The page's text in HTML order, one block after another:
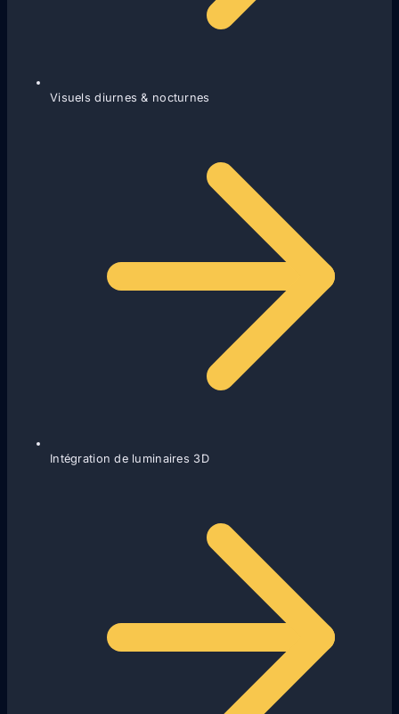
Visuels diurnes & nocturnes
Intégration de luminaires 3D